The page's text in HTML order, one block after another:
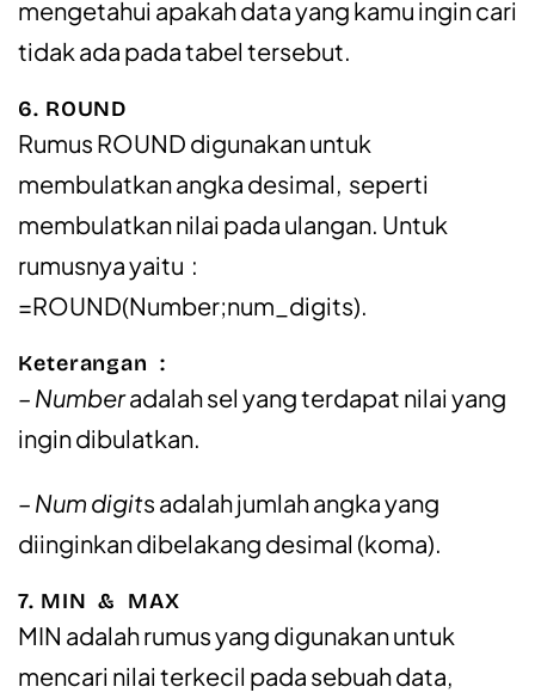
mengetahui apakah data yang kamu ingin cari
tidak ada pada tabel tersebut.
6. ROUND
Rumus ROUND digunakan untuk
membulatkan angka desimal, seperti
membulatkan nilai pada ulangan. Untuk
rumusnya yaitu :
=ROUND(Number;num_digits).
Keterangan :
– Numberadalah sel yang terdapat nilai yang
ingin dibulatkan.
– Num digits adalah jumlah angka yang
diinginkan dibelakang desimal (koma).
7. MIN & MAX
MIN adalah rumus yang digunakan untuk
mencari nilai terkecil pada sebuah data,